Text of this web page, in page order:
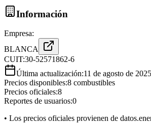
Información
Empresa:
BLANCA
CUIT:30-52571862-6
Última actualización:11 de agosto de 2025
Precios disponibles:8 combustibles
Precios oficiales:8
Reportes de usuarios:0
• Los precios oficiales provienen de